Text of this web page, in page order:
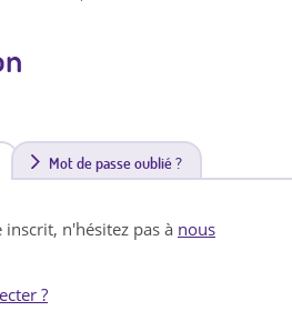
Mot de passe oublié ?
inscrit, n'hésitez pas à nous
?